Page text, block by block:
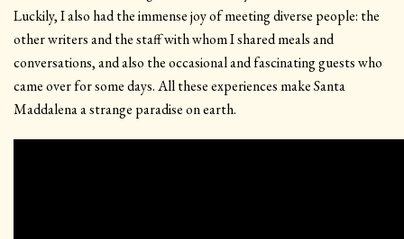
Luckily, I also had the immense joy of meeting diverse people: the
other writers and the staff with whom I shared meals and
conversations, and also the occasional and fascinating guests who
came over for some days. All these experiences make Santa
Maddalena a strange paradise on earth.